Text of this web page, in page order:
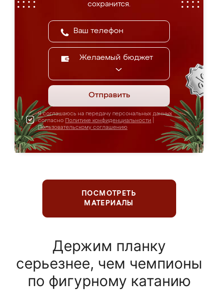
сохранится.
Желаемый бюджет
Отправить
Я соглашаюсь на передачу персональных данных
согласно Политике конфиденциальности
Пользовательскому соглашению
ПОСМОТРЕТЬ
МАТЕРИАЛЫ
Держим планку
серьезнее, чем чемпионы
по фигурному катанию